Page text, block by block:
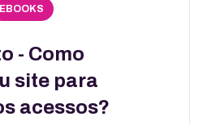
EBOOKS
- Como
site para
acessos?